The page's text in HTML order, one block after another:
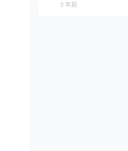
3 年前